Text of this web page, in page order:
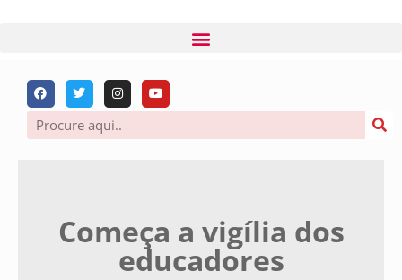
Começa a vigília dos
educadores